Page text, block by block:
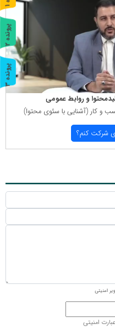
و روابط عمومی
و كار (آشنایی با سئوی محتوا)
شركت كنم؟
امنیتی
ر
و
ن
د
ه
پ
ر
و
ن
د
ه
2
پ
ر
و
ن
د
ه
3